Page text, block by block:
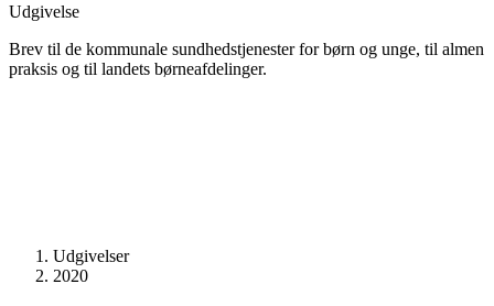
Udgivelse
Brev til de kommunale sundhedstjenester for børn og unge, til almen
praksis og til landets børneafdelinger.
Udgivelser
2020